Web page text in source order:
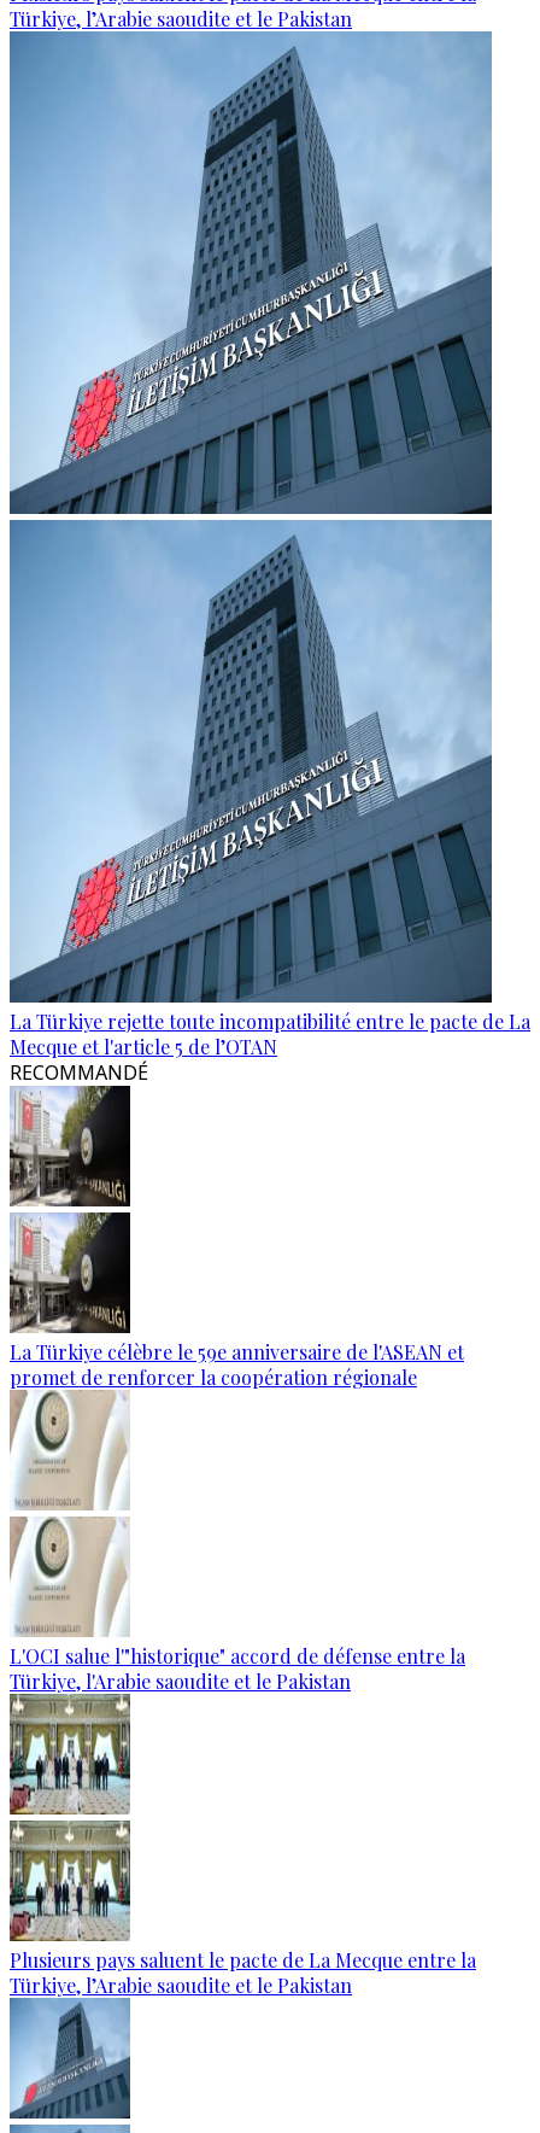
Türkiye, l’Arabie saoudite et le Pakistan
La Türkiye rejette toute incompatibilité entre le pacte de La
Mecque et l'article 5 de l’OTAN
RECOMMANDÉ
La Türkiye célèbre le 59e anniversaire de l'ASEAN et
promet de renforcer la coopération régionale
L'OCI salue l'"historique" accord de défense entre la
Türkiye, l'Arabie saoudite et le Pakistan
Plusieurs pays saluent le pacte de La Mecque entre la
Türkiye, l’Arabie saoudite et le Pakistan